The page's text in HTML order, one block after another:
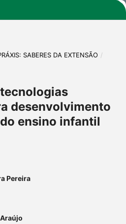
SABERES DA EXTENSÃO /
desenvolvimento
ensino infantil
Pereira